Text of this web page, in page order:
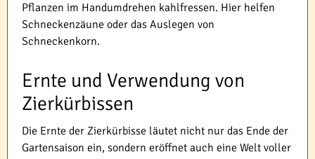
Pflanzen im Handumdrehen kahlfressen. Hier helfen
Schneckenzäune oder das Auslegen von
Schneckenkorn.
Ernte und Verwendung von
Zierkürbissen
Die Ernte der Zierkürbisse läutet nicht nur das Ende der
Gartensaison ein, sondern eröffnet auch eine Welt voller